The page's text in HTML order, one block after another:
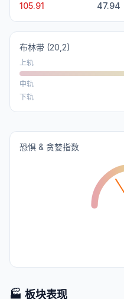
105.91 47.94
布林带 (20,2)
上轨
中轨
下轨
恐惧 & 贪婪指数
🏭 板块表现